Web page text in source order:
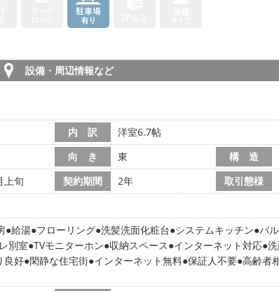
設備・周辺情報など
内 訳
洋室6.7帖
向 き 東 構 造
上旬 契約期間 2年 取引態様
給湯 フローリング 洗髪洗面化粧台 システムキッチン バ
別室 TVモニターホン 収納スペース インターネット対応
良好 閑静な住宅街 インターネット無料 保証人不要 高齢者